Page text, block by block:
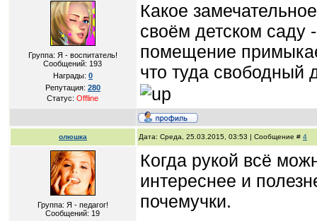
Группа: Я - воспитатель!
Сообщений: 193
Награды: 0
Репутация: 280
Статус:Offline
Какое
своём детском саду
помещение
что туда свободный
олюшка Дата: Среда, 25.03.2015, 03:53 | Сообщение # 4
Группа: Я - педагог!
Сообщений: 19
Когда рукой всё
интереснее и
почемучки.